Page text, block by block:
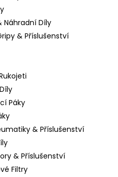
Náhradní Díly
& Příslušenství
Páky
& Příslušenství
& Příslušenství
Filtry
LANKO 94CM, VÝSUV
,WPB